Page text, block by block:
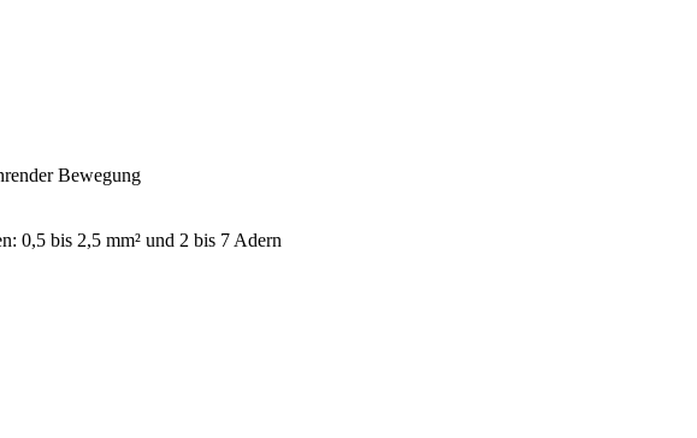
Bewegung
0,5 bis 2,5 mm² und 2 bis 7 Adern